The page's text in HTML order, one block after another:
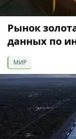
Рынок
данных по
МИР